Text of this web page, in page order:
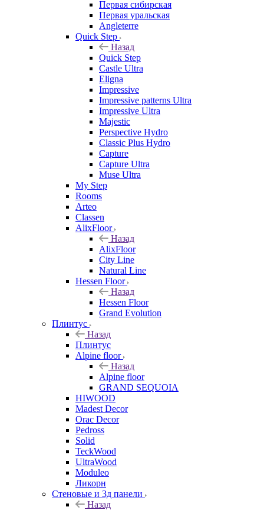
Первая сибирская
Первая уральская
Angleterre
Quick Step
Назад
Quick Step
Castle Ultra
Eligna
Impressive
Impressive patterns Ultra
Impressive Ultra
Majestic
Perspective Hydro
Classic Plus Hydro
Capture
Capture Ultra
Muse Ultra
My Step
Rooms
Arteo
Classen
AlixFloor
Назад
AlixFloor
City Line
Natural Line
Hessen Floor
Назад
Hessen Floor
Grand Evolution
Плинтус
Назад
Плинтус
Alpine floor
Назад
Alpine floor
GRAND SEQUOIA
HIWOOD
Madest Decor
Orac Decor
Pedross
Solid
TeckWood
UltraWood
Moduleo
Ликорн
Стеновые и 3д панели
Назад